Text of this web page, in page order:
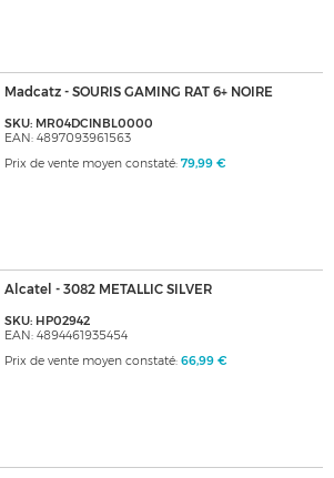
Madcatz - SOURIS GAMING RAT 6+ NOIRE
SKU: MR04DCINBL0000
EAN: 4897093961563
Prix de vente moyen constaté: 79,99 €
Alcatel - 3082 METALLIC SILVER
SKU: HP02942
EAN: 4894461935454
Prix de vente moyen constaté: 66,99 €